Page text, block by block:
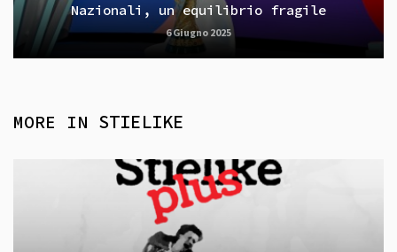
Nazionali, un equilibrio fragile
6 Giugno 2025
MORE IN STIELIKE